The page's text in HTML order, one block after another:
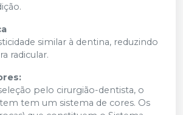
similar à dentina, reduzindo
radicular.
pelo cirurgião-dentista, o
tem um sistema de cores. Os